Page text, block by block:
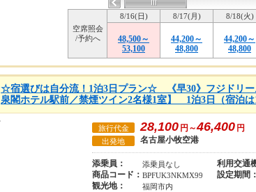
空席照会
/予約へ
8/16(日) 8/17(月) 8/18(火)
48,500～
53,100
44,200～
48,800
44,200～
48,800
☆宿選びは自分流！1泊3日プラン☆ 《早30》フジドリ
泉閣ホテル駅前／禁煙ツイン2名様1室】 1泊3日（宿泊は
旅行代金 28,100 円～46,400 円
出発地 名古屋小牧空港
添乗員： 添乗員なし 利用交通
商品コード： BPFUK3NKMX99 設定期間：
観光地： 福岡市内